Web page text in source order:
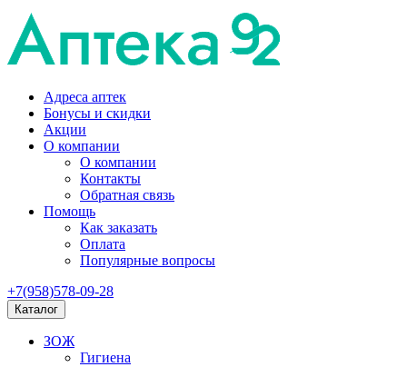
Адреса аптек
Бонусы и скидки
Акции
О компании
О компании
Контакты
Обратная связь
Помощь
Как заказать
Оплата
Популярные вопросы
+7(958)578-09-28
Каталог
ЗОЖ
Гигиена